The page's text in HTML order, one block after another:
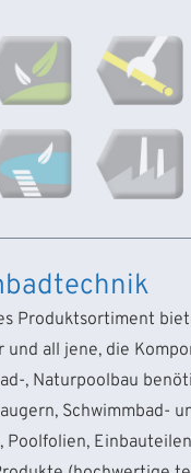
Produktsortiment
und all jene, die
, Naturpoolbau
Schwimmbad-
Poolfolien,